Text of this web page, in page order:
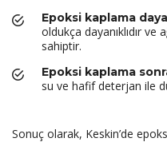
Epoksi kaplama
oldukça dayanıklıdır ve
sahiptir.
Epoksi kaplama
su ve hafif deterjan ile
Sonuç olarak, Keskin’de